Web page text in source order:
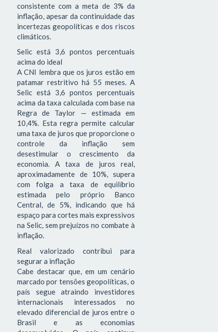
consistente com a meta de 3% da
inflação, apesar da continuidade das
incertezas geopolíticas e dos riscos
climáticos.
Selic está 3,6 pontos percentuais
acima do ideal
A CNI lembra que os juros estão em
patamar restritivo há 55 meses. A
Selic está 3,6 pontos percentuais
acima da taxa calculada com base na
Regra de Taylor — estimada em
10,4%. Esta regra permite calcular
uma taxa de juros que proporcione o
controle da inflação sem
desestimular o crescimento da
economia. A taxa de juros real,
aproximadamente de 10%, supera
com folga a taxa de equilíbrio
estimada pelo próprio Banco
Central, de 5%, indicando que há
espaço para cortes mais expressivos
na Selic, sem prejuízos no combate à
inflação.
Real valorizado contribui para
segurar a inflação
Cabe destacar que, em um cenário
marcado por tensões geopolíticas, o
país segue atraindo investidores
internacionais interessados no
elevado diferencial de juros entre o
Brasil e as economias